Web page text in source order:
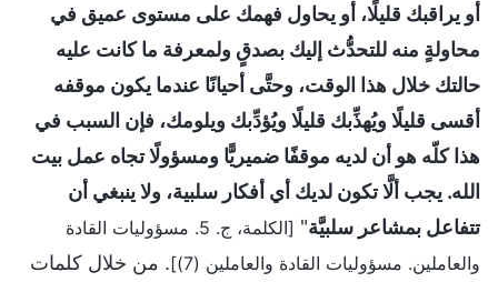
أو يراقبك قليلًا، أو يحاول فهمك على مستوى عميق في
محاولةٍ منه للتحدُّث إليك بصدقٍ ولمعرفة ما كانت عليه
حالتك خلال هذا الوقت، وحتَّى أحيانًا عندما يكون موقفه
أقسى قليلًا ويُهذِّبك قليلًا ويُؤدِّبك ويلومك، فإن السبب في
هذا كلّه هو أن لديه موقفًا ضميريًّا ومسؤولًا تجاه عمل بيت
الله. يجب ألَّا تكون لديك أي أفكار سلبية، ولا ينبغي أن
تتفاعل بمشاعر سلبيَّة"
[الكلمة، ج. 5. مسؤوليات القادة
والعاملين. مسؤوليات القادة والعاملين (7)]
. من خلال كلمات